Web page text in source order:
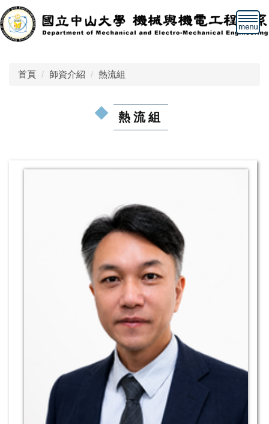
跳
到
主
首頁 師資介紹 熱流組
熱流組